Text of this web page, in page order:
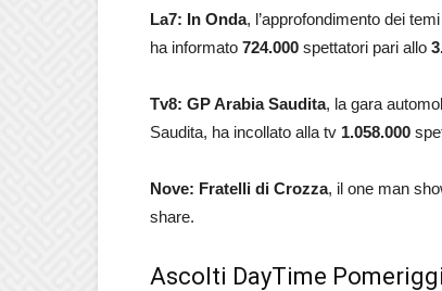
La7: In Onda, l’approfondimento dei
ha informato 724.000 spettatori pari allo
Tv8: GP Arabia Saudita, la gara
Saudita, ha incollato alla tv 1.058.000
Nove: Fratelli di Crozza, il one man
share.
Ascolti DayTime